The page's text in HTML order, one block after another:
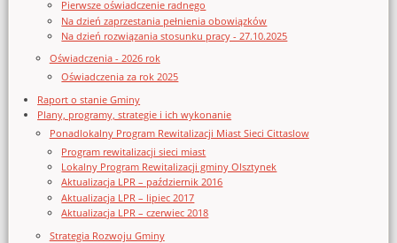
Pierwsze oświadczenie radnego
Na dzień zaprzestania pełnienia obowiązków
Na dzień rozwiązania stosunku pracy - 27.10.2025
Oświadczenia - 2026 rok
Oświadczenia za rok 2025
Raport o stanie Gminy
Plany, programy, strategie i ich wykonanie
Ponadlokalny Program Rewitalizacji Miast Sieci Cittaslow
Program rewitalizacji sieci miast
Lokalny Program Rewitalizacji gminy Olsztynek
Aktualizacja LPR – październik 2016
Aktualizacja LPR – lipiec 2017
Aktualizacja LPR – czerwiec 2018
Strategia Rozwoju Gminy